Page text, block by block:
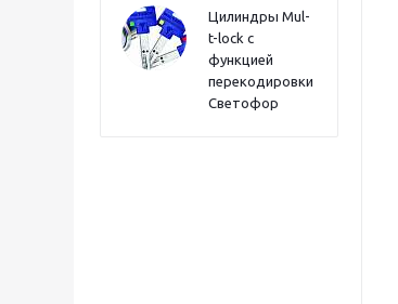
Цилиндры Mul-
t-lock с
функцией
перекодировки
Светофор